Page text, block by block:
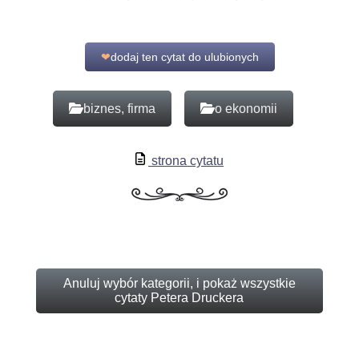
❤dodaj ten cytat do ulubionych
biznes, firma o ekonomii
strona cytatu
Anuluj wybór kategorii, i pokaż wszystkie
cytaty Petera Druckera